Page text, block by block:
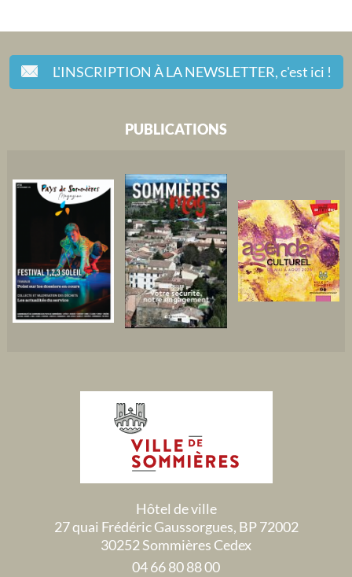
L'INSCRIPTION À LA NEWSLETTER,c'est ici !
PUBLICATIONS
Hôtel de ville
27 quai Frédéric Gaussorgues, BP 72002
30252 Sommières Cedex
04 66 80 88 00